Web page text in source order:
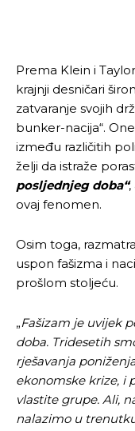
Prema Klein i
krajnji desničari
zatvaranje svojih
bunker-nacija“.
između različitih
želji da istraže
posljednjeg doba“,
ovaj fenomen.
Osim toga,
uspon fašizma i
prošlom stoljeću.
„Fašizam je uvijek
doba. Tridesetih
rješavanja
ekonomske krize, i
vlastite grupe. Ali,
nalazimo u